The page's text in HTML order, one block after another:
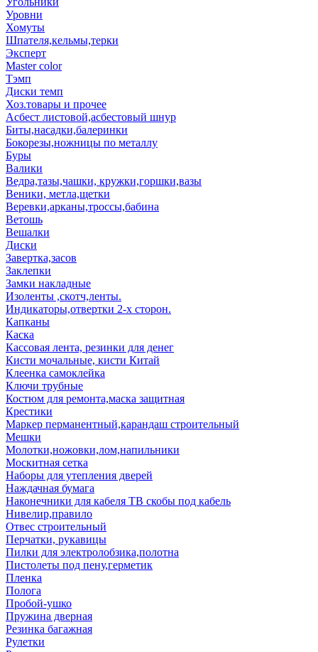
Уровни
Хомуты
Шпателя,кельмы,терки
Эксперт
Master color
Тэмп
Диски темп
Хоз.товары и прочее
Асбест листовой,асбестовый шнур
Биты,насадки,балеринки
Бокорезы,ножницы по металлу
Буры
Валики
Ведра,тазы,чашки, кружки,горшки,вазы
Веники, метла,щетки
Веревки,арканы,троссы,бабина
Ветошь
Вешалки
Диски
Завертка,засов
Заклепки
Замки накладные
Изоленты ,скотч,ленты.
Индикаторы,отвертки 2-х сторон.
Капканы
Каска
Кассовая лента, резинки для денег
Кисти мочальные, кисти Китай
Клеенка самоклейка
Ключи трубные
Костюм для ремонта,маска защитная
Крестики
Маркер перманентный,карандаш строительный
Мешки
Молотки,ножовки,лом,напильники
Москитная сетка
Наборы для утепления дверей
Наждачная бумага
Наконечники для кабеля ТВ скобы под кабель
Нивелир,правило
Отвес строительный
Перчатки, рукавицы
Пилки для электролобзика,полотна
Пистолеты под пену,герметик
Пленка
Полога
Пробой-ушко
Пружина дверная
Резинка багажная
Рулетки